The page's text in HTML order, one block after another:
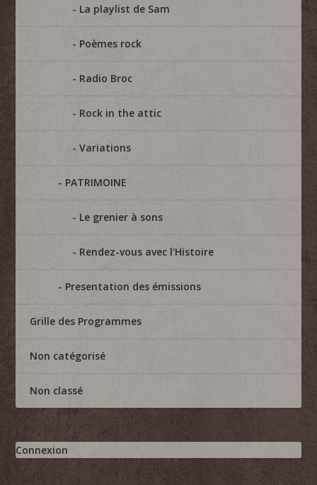
La playlist de Sam
Poèmes rock
Radio Broc
Rock in the attic
Variations
PATRIMOINE
Le grenier à sons
Rendez-vous avec l'Histoire
Presentation des émissions
Grille des Programmes
Non catégorisé
Non classé
Connexion